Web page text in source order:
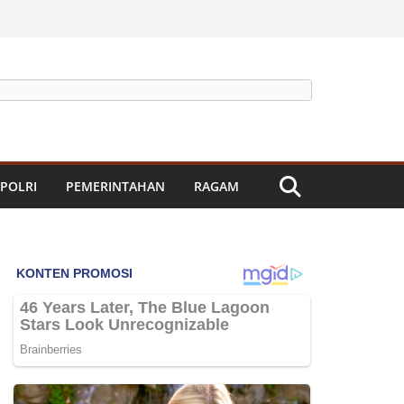
PEMERINTAHAN RAGAM